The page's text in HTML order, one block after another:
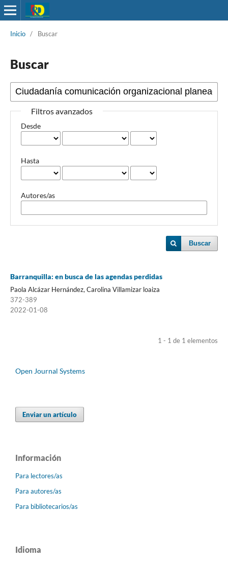
Inicio / Buscar
Buscar
Filtros avanzados
Desde
Hasta
Autores/as
Buscar
Barranquilla: en busca de las agendas perdidas
Paola Alcázar Hernández, Carolina Villamizar loaiza
372-389
2022-01-08
1 - 1 de 1 elementos
Open Journal Systems
Enviar un artículo
Información
Para lectores/as
Para autores/as
Para bibliotecarios/as
Idioma